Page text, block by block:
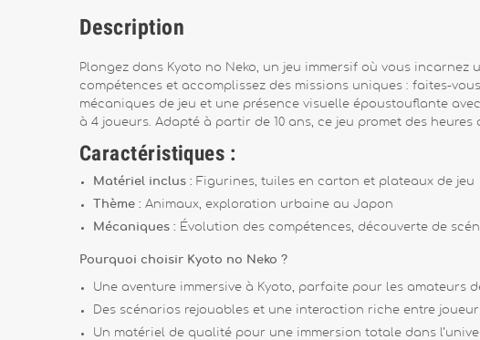
Description
Plongez dans Kyoto no Neko, un jeu immersif où vous
compétences et accomplissez des missions uniques : faites-
mécaniques de jeu et une présence visuelle époustouflante
à 4 joueurs. Adapté à partir de 10 ans, ce jeu promet des heures
Caractéristiques :
Matériel inclus : Figurines, tuiles en carton et plateaux de jeu
Thème : Animaux, exploration urbaine au Japon
Mécaniques : Évolution des compétences, découverte de
Pourquoi choisir Kyoto no Neko ?
Une aventure immersive à Kyoto, parfaite pour les amateurs
Des scénarios rejouables et une interaction riche entre
Un matériel de qualité pour une immersion totale dans